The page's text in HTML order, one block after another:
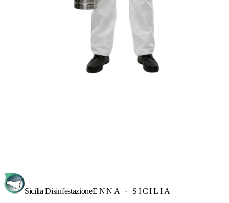
Richiedi sopralluogo
Sicilia DisinfestazioneENNA · SICILIA